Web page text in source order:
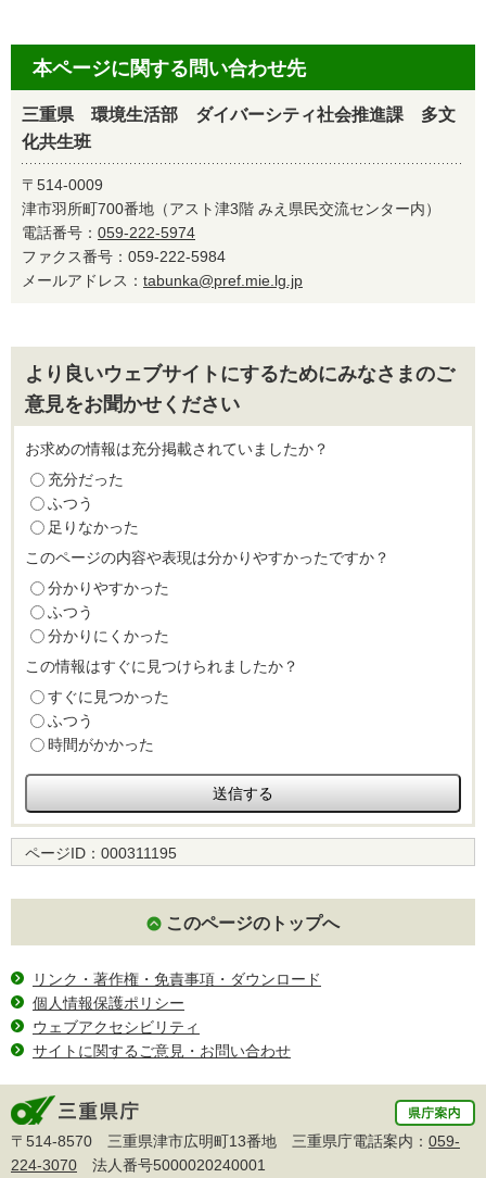
本ページに関する問い合わせ先
三重県 環境生活部 ダイバーシティ社会推進課 多文
化共生班
〒514-0009
津市羽所町700番地（アスト津3階 みえ県民交流センター内）
電話番号： 059-222-5974
ファクス番号：059-222-5984
メールアドレス： tabunka@pref.mie.lg.jp
より良いウェブサイトにするためにみなさまのご
意見をお聞かせください
お求めの情報は充分掲載されていましたか？
充分だった
ふつう
足りなかった
このページの内容や表現は分かりやすかったですか？
分かりやすかった
ふつう
分かりにくかった
この情報はすぐに見つけられましたか？
すぐに見つかった
ふつう
時間がかかった
ページID： 000311195
このページのトップへ
リンク・著作権・免責事項・ダウンロード
個人情報保護ポリシー
ウェブアクセシビリティ
サイトに関するご意見・お問い合わせ
〒514-8570 三重県津市広明町13番地 三重県庁電話案内： 059-
224-3070 法人番号5000020240001